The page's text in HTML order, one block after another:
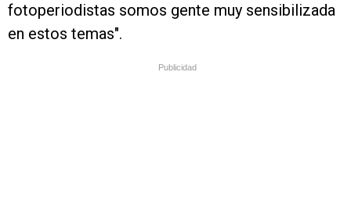
fotoperiodistas somos gente muy sensibilizada
en estos temas".
Publicidad